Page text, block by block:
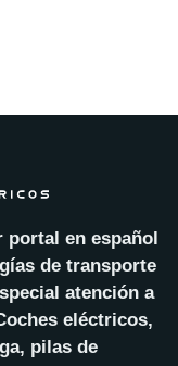
portal en español
de transporte
atención a
eléctricos,
pilas de